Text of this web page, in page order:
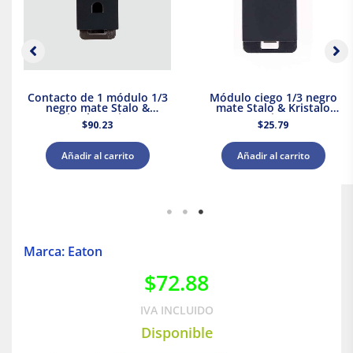
Contacto de 1 módulo 1/3
negro mate Stalo &
Kristalo Leviton
$90.23
Añadir al carrito
Módulo ciego 1/3 negro
mate Stalo & Kristalo
Leviton
$25.79
Añadir al carrito
Marca: Eaton
$72.88
IVA INCLUIDO
Disponible